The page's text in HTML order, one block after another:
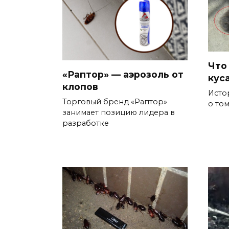
«Раптор» — аэрозоль от
клопов
Торговый бренд «Раптор»
занимает позицию лидера в
разработке
Что
о